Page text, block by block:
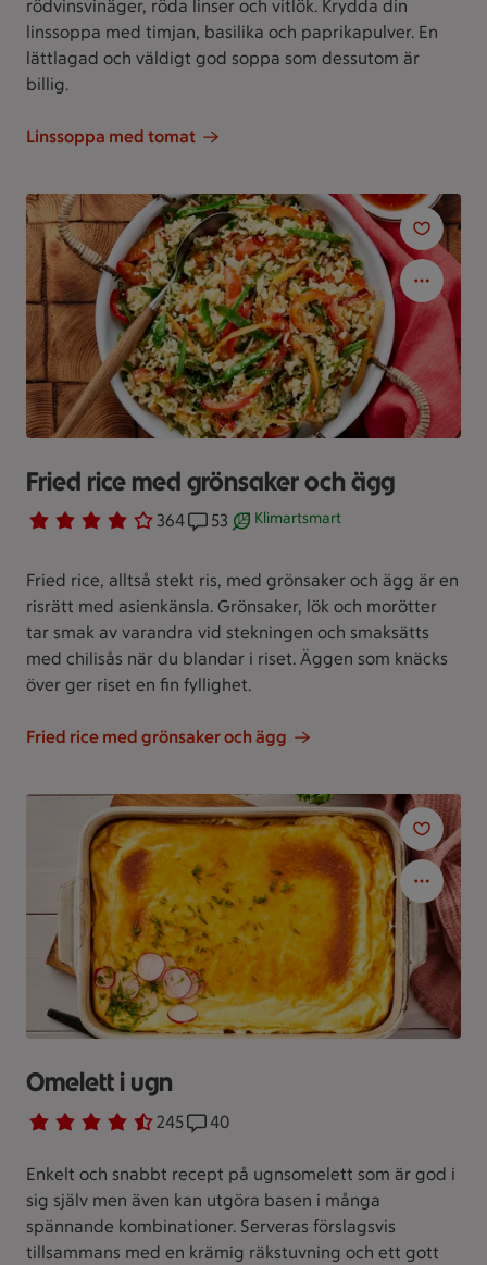
rödvinsvinäger, röda linser och vitlök. Krydda din
linssoppa med timjan, basilika och paprikapulver. En
lättlagad och väldigt god soppa som dessutom är
billig.
Linssoppa med tomat
Fried rice med grönsaker och ägg
Betyg 3.9 av 5. 364
364 personer har röstatReceptet har 53 kommentarer
53 Receptet är ett klimartsmart val.
Klimartsmart
Fried rice, alltså stekt ris, med grönsaker och ägg är en
risrätt med asienkänsla. Grönsaker, lök och morötter
tar smak av varandra vid stekningen och smaksätts
med chilisås när du blandar i riset. Äggen som knäcks
över ger riset en fin fyllighet.
Fried rice med grönsaker och ägg
Omelett i ugn
Betyg 4.4 av 5. 245
245 personer har röstatReceptet har 40 kommentarer
40
Enkelt och snabbt recept på ugnsomelett som är god i
sig själv men även kan utgöra basen i många
spännande kombinationer. Serveras förslagsvis
tillsammans med en krämig räkstuvning och ett gott